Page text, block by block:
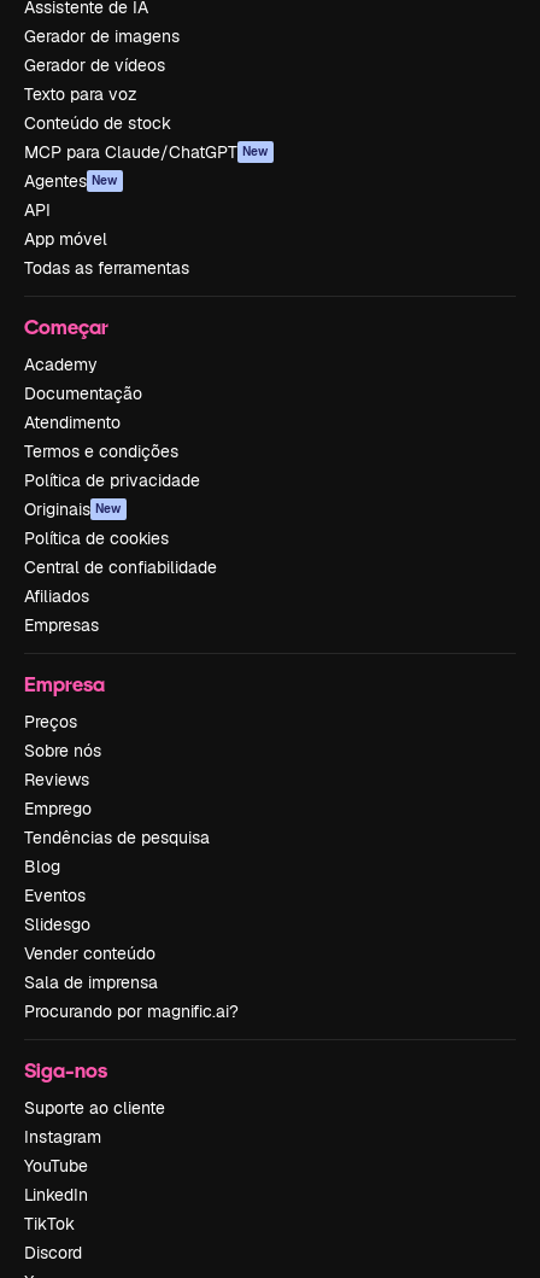
Assistente de IA
Gerador de imagens
Gerador de vídeos
Texto para voz
Conteúdo de stock
MCP para Claude/ChatGPT New
Agentes New
API
App móvel
Todas as ferramentas
Começar
Academy
Documentação
Atendimento
Termos e condições
Política de privacidade
Originais New
Política de cookies
Central de confiabilidade
Afiliados
Empresas
Empresa
Preços
Sobre nós
Reviews
Emprego
Tendências de pesquisa
Blog
Eventos
Slidesgo
Vender conteúdo
Sala de imprensa
Procurando por magnific.ai?
Siga-nos
Suporte ao cliente
Instagram
YouTube
LinkedIn
TikTok
Discord